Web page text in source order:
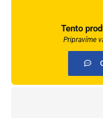
Tento
Pripravíme